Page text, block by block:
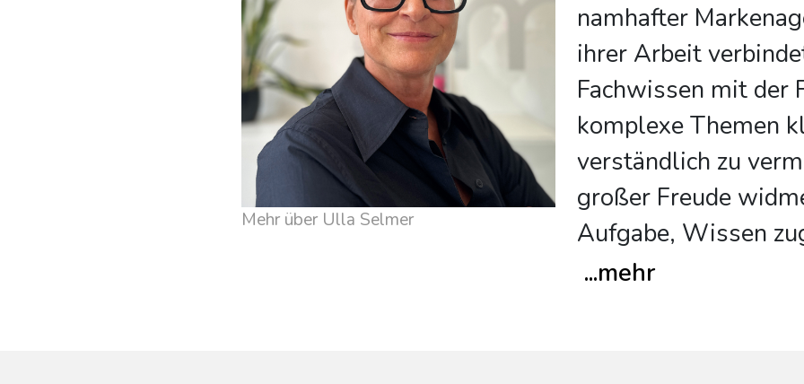
Mehr über Ulla Selmer
namhafter
ihrer Arbeit
Fachwissen mit der
komplexe Themen
verständlich zu
großer Freude
Aufgabe, Wissen
...mehr